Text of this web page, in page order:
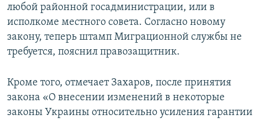
любой районной госадминистрации, или в
исполкоме местного совета. Согласно новому
закону, теперь штамп Миграционной службы не
требуется, пояснил правозащитник.
Кроме того, отмечает Захаров, после принятия
закона «О внесении изменений в некоторые
законы Украины относительно усиления гарантии